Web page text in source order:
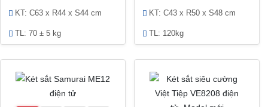
KT: C63 x R44 x S44 cm
TL: 70 ± 5 kg
KT: C43 x R50 x S48 cm
TL: 120kg